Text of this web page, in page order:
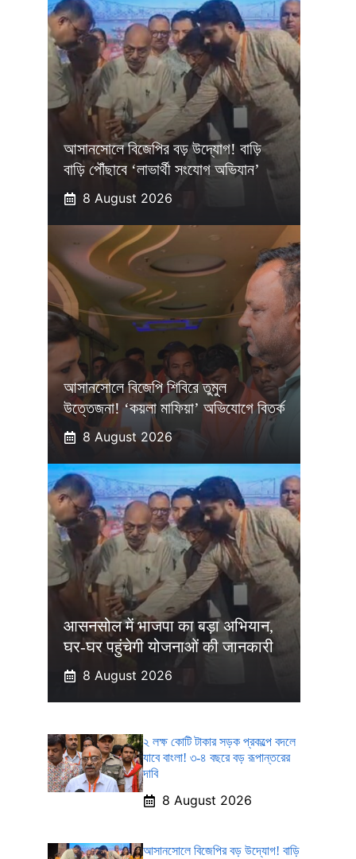
আসানসোলে বিজেপির বড় উদ্যোগ! বাড়ি
বাড়ি পৌঁছাবে ‘লাভার্থী সংযোগ অভিযান’
8 August 2026
আসানসোলে বিজেপি শিবিরে তুমুল
উত্তেজনা! ‘কয়লা মাফিয়া’ অভিযোগে বিতর্ক
8 August 2026
आसनसोल में भाजपा का बड़ा अभियान,
घर-घर पहुंचेगी योजनाओं की जानकारी
8 August 2026
২ লক্ষ কোটি টাকার সড়ক প্রকল্পে বদলে
যাবে বাংলা! ৩-৪ বছরে বড় রূপান্তরের
দাবি
8 August 2026
আসানসোলে বিজেপির বড় উদ্যোগ! বাড়ি